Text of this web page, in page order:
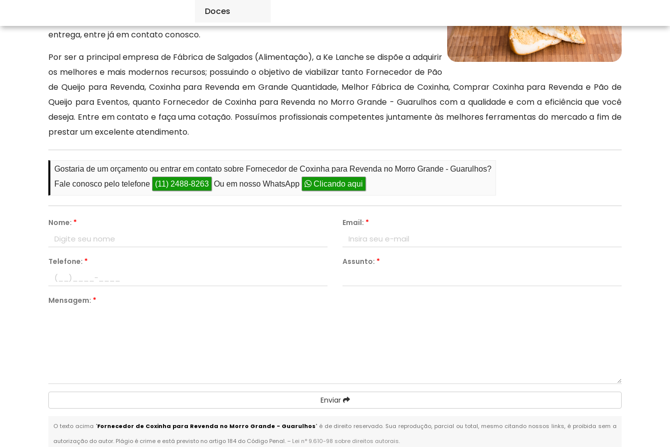
Doces
entrega, entre já em contato conosco.
Por ser a principal empresa de Fábrica de Salgados (Alimentação), a Ke Lanche se dispõe a adquirir
os melhores e mais modernos recursos; possuindo o objetivo de viabilizar tanto Fornecedor de Pão
de Queijo para Revenda, Coxinha para Revenda em Grande Quantidade, Melhor Fábrica de Coxinha, Comprar Coxinha para Revenda e Pão de
Queijo para Eventos, quanto Fornecedor de Coxinha para Revenda no Morro Grande - Guarulhos com a qualidade e com a eficiência que você
deseja. Entre em contato e faça uma cotação. Possuímos profissionais competentes juntamente às melhores ferramentas do mercado a fim de
prestar um excelente atendimento.
Gostaria de um orçamento ou entrar em contato sobre Fornecedor de Coxinha para Revenda no Morro Grande - Guarulhos?
Fale conosco pelo telefone
(11) 2488-8263 Ou em nosso WhatsApp Clicando aqui
Nome: * Email: *
Telefone: * Assunto: *
Mensagem: *
Enviar
O texto acima "Fornecedor de Coxinha para Revenda no Morro Grande - Guarulhos" é de direito reservado. Sua reprodução, parcial ou total, mesmo citando nossos links, é proibida sem a
autorização do autor. Plágio é crime e está previsto no artigo 184 do Código Penal. – Lei n° 9.610-98 sobre direitos autorais.